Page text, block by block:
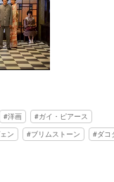
洋画
ガイ・ピアース
ン
ブリムストーン ダコ